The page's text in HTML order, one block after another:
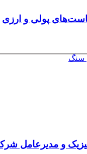
پولی و ارزی
و مدیرعامل